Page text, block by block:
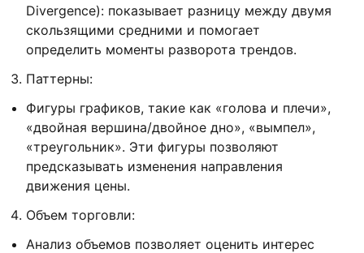
Divergence): показывает разницу между двумя
скользящими средними и помогает
определить моменты разворота трендов.
Паттерны:
Фигуры графиков, такие как «голова и плечи»,
«двойная вершина/двойное дно», «вымпел»,
«треугольник». Эти фигуры позволяют
предсказывать изменения направления
движения цены.
Объем торговли:
Анализ объемов позволяет оценить интерес